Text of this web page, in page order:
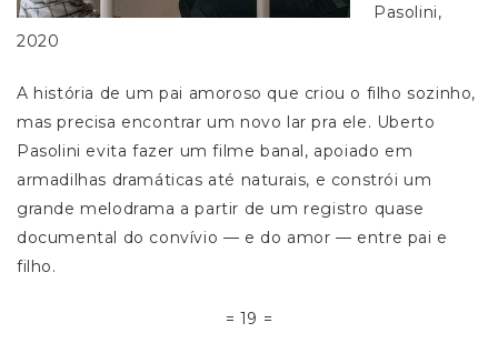
Pasolini,
2020
A história de um pai amoroso que criou o filho sozinho,
mas precisa encontrar um novo lar pra ele. Uberto
Pasolini evita fazer um filme banal, apoiado em
armadilhas dramáticas até naturais, e constrói um
grande melodrama a partir de um registro quase
documental do convívio — e do amor — entre pai e
filho.
= 19 =